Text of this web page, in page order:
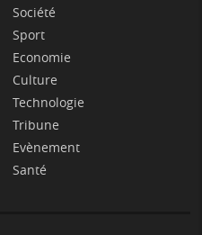
Société
Sport
Economie
Culture
Technologie
Tribune
Evènement
Santé